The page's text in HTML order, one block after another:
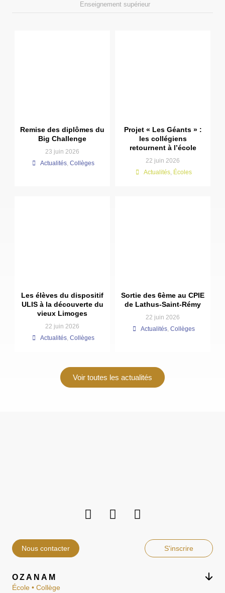
Enseignement supérieur
Remise des diplômes du
Big Challenge
23 juin 2026
Actualités, Collèges
Projet « Les Géants » :
les collégiens
retournent à l’école
22 juin 2026
Actualités, Écoles
Les élèves du dispositif
ULIS à la découverte du
vieux Limoges
22 juin 2026
Actualités, Collèges
Sortie des 6ème au CPIE
de Lathus-Saint-Rémy
22 juin 2026
Actualités, Collèges
Voir toutes les actualités
Nous contacter S'inscrire
OZANAM
École • Collège